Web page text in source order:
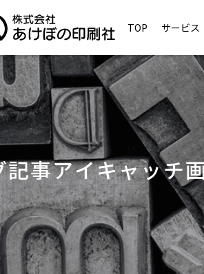
TOP サービス
記事アイキャッチ